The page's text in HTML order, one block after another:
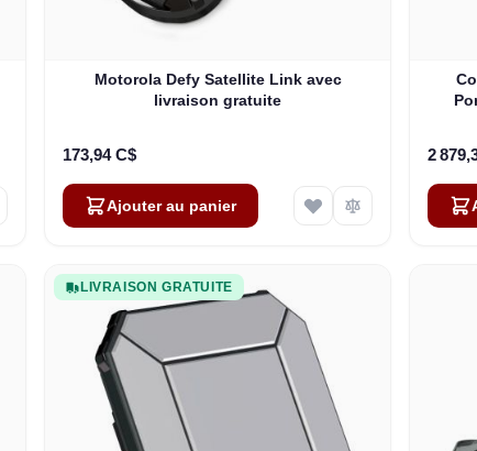
Motorola Defy Satellite Link avec
livraison gratuite
173,94 C$
Ajouter au panier
2
LIVRAISON GRATUITE